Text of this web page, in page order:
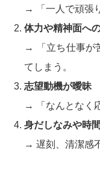
→ 「一人で頑張
体力や精神面へ
→ 「立ち仕事が
てしまう。
志望動機が曖昧
→ 「なんとなく
身だしなみや時
→ 遅刻、清潔感